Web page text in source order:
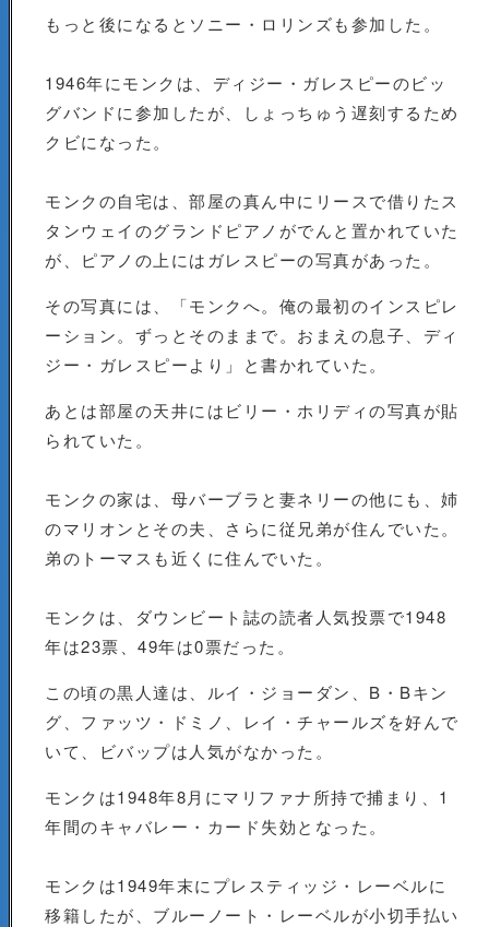
もっと後になるとソニー・ロリンズも参加した。
1946年にモンクは、ディジー・ガレスピーのビッ
グバンドに参加したが、しょっちゅう遅刻するため
クビになった。
モンクの自宅は、部屋の真ん中にリースで借りたス
タンウェイのグランドピアノがでんと置かれていた
が、ピアノの上にはガレスピーの写真があった。
その写真には、「モンクへ。俺の最初のインスピレ
ーション。ずっとそのままで。おまえの息子、ディ
ジー・ガレスピーより」と書かれていた。
あとは部屋の天井にはビリー・ホリディの写真が貼
られていた。
モンクの家は、母バーブラと妻ネリーの他にも、姉
のマリオンとその夫、さらに従兄弟が住んでいた。
弟のトーマスも近くに住んでいた。
モンクは、ダウンビート誌の読者人気投票で1948
年は23票、49年は0票だった。
この頃の黒人達は、ルイ・ジョーダン、B・Bキン
グ、ファッツ・ドミノ、レイ・チャールズを好んで
いて、ビバップは人気がなかった。
モンクは1948年8月にマリファナ所持で捕まり、1
年間のキャバレー・カード失効となった。
モンクは1949年末にプレスティッジ・レーベルに
移籍したが、ブルーノート・レーベルが小切手払い